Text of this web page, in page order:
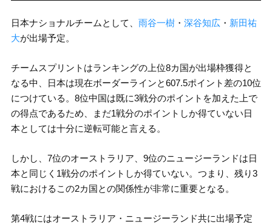
日本ナショナルチームとして、 雨谷一樹・ 深谷知広・ 新田祐
大が出場予定。
チームスプリントはランキングの上位8カ国が出場枠獲得と
なる中、日本は現在ボーダーラインと607.5ポイント差の10位
につけている。8位中国は既に3戦分のポイントを加えた上で
の得点であるため、まだ1戦分のポイントしか得ていない日
本としては十分に逆転可能と言える。
しかし、7位のオーストラリア、9位のニュージーランドは日
本と同じく1戦分のポイントしか得ていない。つまり、残り3
戦におけるこの2カ国との関係性が非常に重要となる。
第4戦にはオーストラリア・ニュージーランド共に出場予定